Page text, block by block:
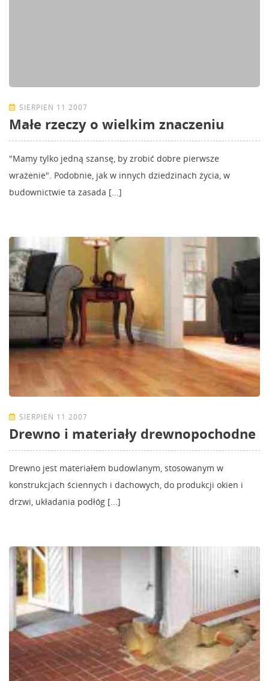
SIERPIEŃ 11 2007
Małe rzeczy o wielkim znaczeniu
"Mamy tylko jedną szansę, by zrobić dobre pierwsze
wrażenie". Podobnie, jak w innych dziedzinach życia, w
budownictwie ta zasada [...]
SIERPIEŃ 11 2007
Drewno i materiały drewnopochodne
Drewno jest materiałem budowlanym, stosowanym w
konstrukcjach ściennych i dachowych, do produkcji okien i
drzwi, układania podłóg [...]